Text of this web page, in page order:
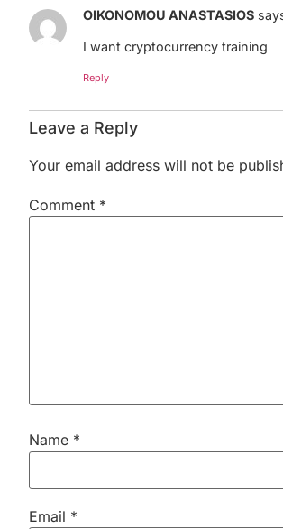
OIKONOMOU ANASTASIOS
I want cryptocurrency training
Reply
Leave a Reply
Your email address will not be
Comment *
Name *
Email *